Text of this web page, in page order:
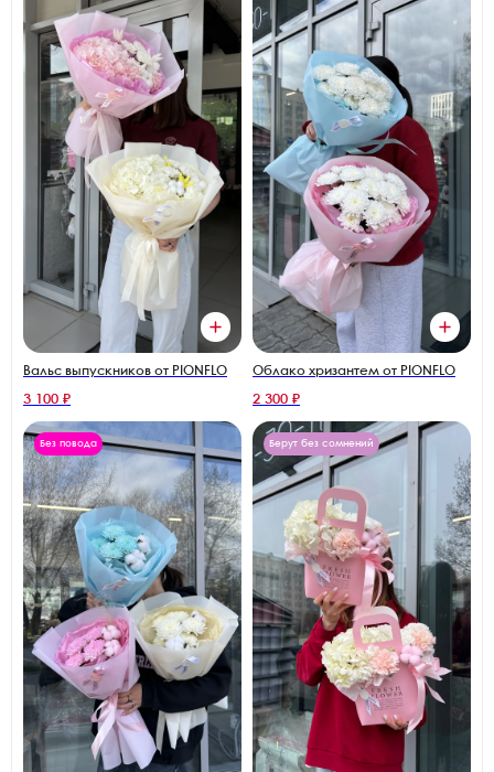
Вальс выпускников от PIONFLO
3 100 ₽
Облако хризантем от PIONFLO
2 300 ₽
Без повода Берут без сомнений